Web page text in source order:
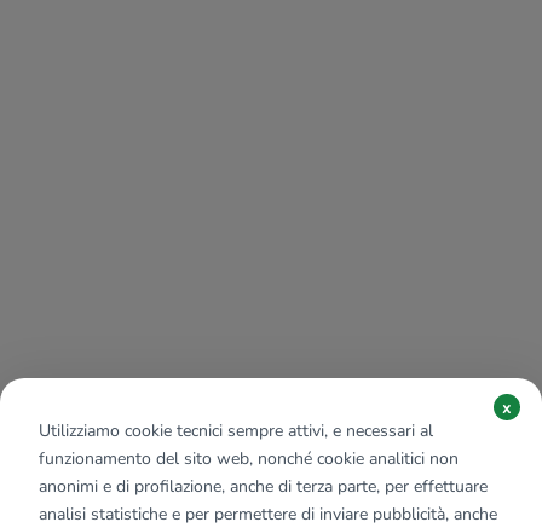
Utilizziamo cookie tecnici sempre attivi, e necessari al
funzionamento del sito web, nonché cookie analitici non
anonimi e di profilazione, anche di terza parte, per effettuare
analisi statistiche e per permettere di inviare pubblicità, anche
x